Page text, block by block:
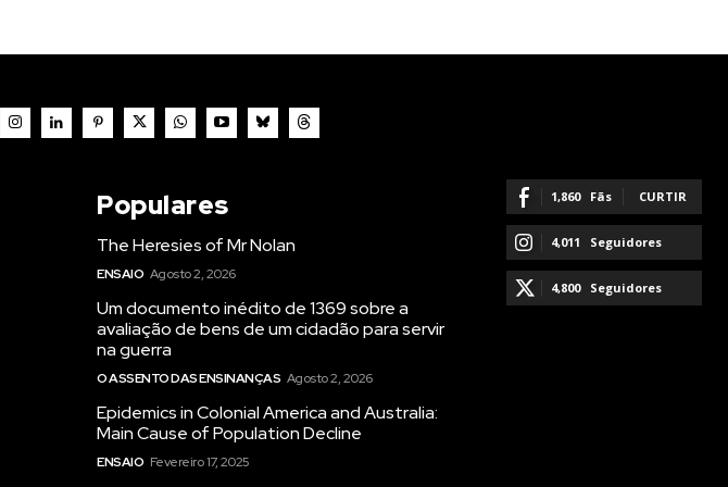
Populares
The Heresies of Mr Nolan
ENSAIO Agosto 2, 2026
Um documento inédito de 1369 sobre a
avaliação de bens de um cidadão para servir
na guerra
O ASSENTO DAS ENSINANÇAS Agosto 2, 2026
Epidemics in Colonial America and Australia:
Main Cause of Population Decline
ENSAIO Fevereiro 17, 2025
1,860 Fãs CURTIR
4,011 Seguidores
SEGUIR
4,800 Seguidores